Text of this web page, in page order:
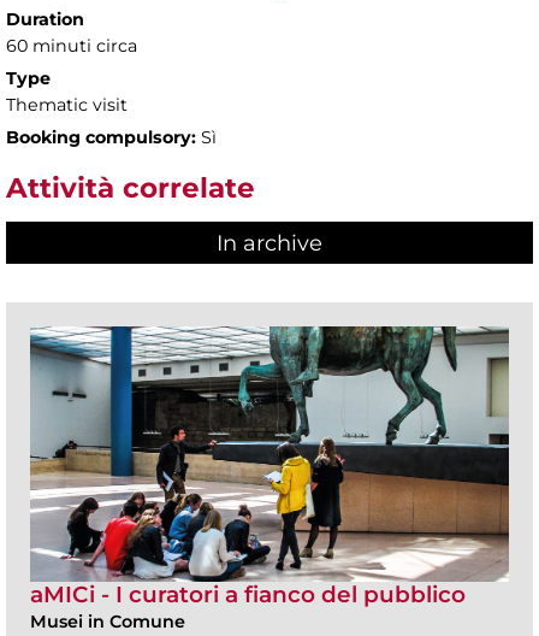
Duration
60 minuti circa
Type
Thematic visit
Booking compulsory: Sì
Attività correlate
In archive
aMICi - I curatori a fianco del pubblico
Musei in Comune